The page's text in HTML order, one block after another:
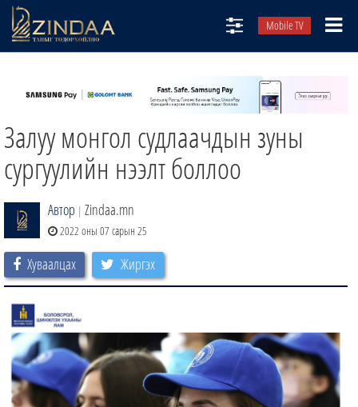
Mobile TV
ТВ8
ӨГЛӨӨНИЙ СОНИН
АУДИО ЗОХИОЛ
ЗИНДАА СЭТГҮҮЛ
Залуу монгол судлаачдын зуны
сургуулийн нээлт боллоо
Автор | Zindaa.mn
2022 оны 07 сарын 25
Хуваалцах Жиргэх